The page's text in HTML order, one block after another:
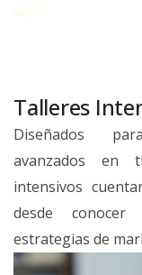
Talleres
Diseñados
avanzados en
intensivos
desde
estrategias de